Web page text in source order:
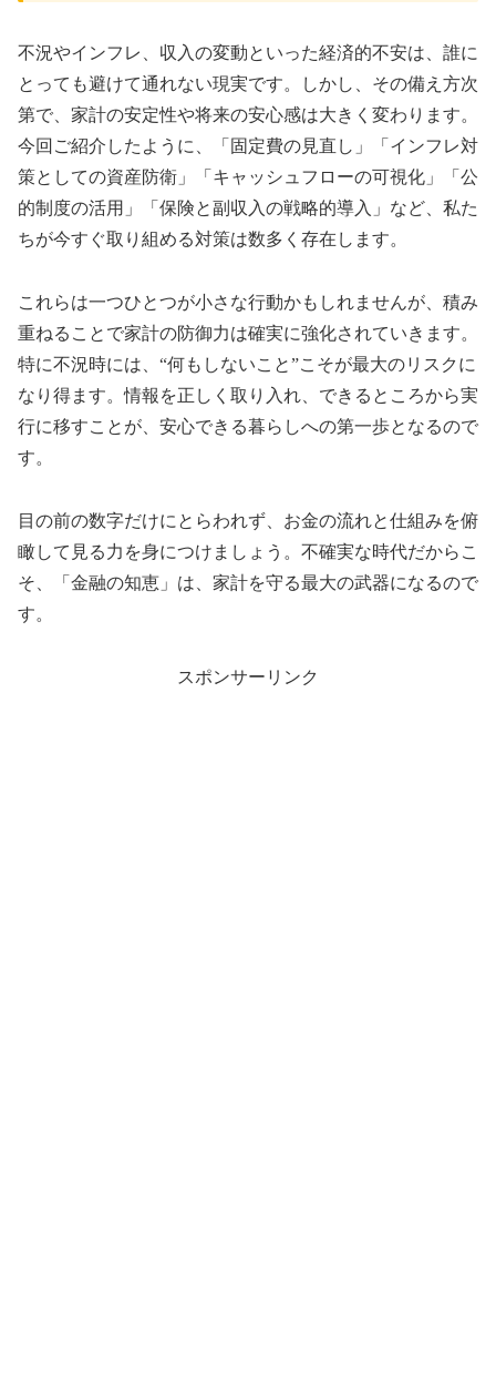
不況やインフレ、収入の変動といった経済的不安は、誰に
とっても避けて通れない現実です。しかし、その備え方次
第で、家計の安定性や将来の安心感は大きく変わります。
今回ご紹介したように、「固定費の見直し」「インフレ対
策としての資産防衛」「キャッシュフローの可視化」「公
的制度の活用」「保険と副収入の戦略的導入」など、私た
ちが今すぐ取り組める対策は数多く存在します。
これらは一つひとつが小さな行動かもしれませんが、積み
重ねることで家計の防御力は確実に強化されていきます。
特に不況時には、“何もしないこと”こそが最大のリスクに
なり得ます。情報を正しく取り入れ、できるところから実
行に移すことが、安心できる暮らしへの第一歩となるので
す。
目の前の数字だけにとらわれず、お金の流れと仕組みを俯
瞰して見る力を身につけましょう。不確実な時代だからこ
そ、「金融の知恵」は、家計を守る最大の武器になるので
す。
スポンサーリンク